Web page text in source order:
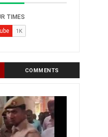
COMMENTS